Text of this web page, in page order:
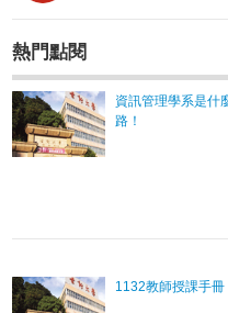
熱門點閱
資訊管理學系是什
路！
1132教師授課手冊